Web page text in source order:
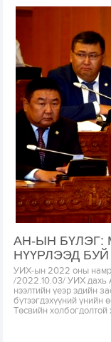
АН-ЫН БҮЛЭГ:
НҮҮРЛЭЭД
УИХ-ын 2022 оны
/2022.10.03/ УИХ дахь
нээлтийн үеэр эдийн
бүтээгдэхүүний үнийн
Төсвийн холбогдолтой